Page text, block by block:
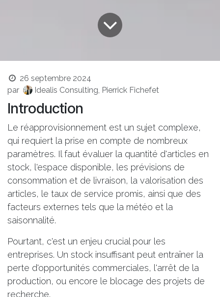
26 septembre 2024
par
Idealis Consulting, Pierrick Fichefet
Introduction
Le réapprovisionnement est un sujet complexe,
qui requiert la prise en compte de nombreux
paramètres. Il faut évaluer la quantité d'articles en
stock, l'espace disponible, les prévisions de
consommation et de livraison, la valorisation des
articles, le taux de service promis, ainsi que des
facteurs externes tels que la météo et la
saisonnalité.
Pourtant, c'est un enjeu crucial pour les
entreprises. Un stock insuffisant peut entraîner la
perte d'opportunités commerciales, l'arrêt de la
production, ou encore le blocage des projets de
recherche.